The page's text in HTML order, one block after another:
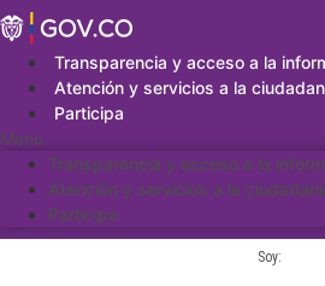
Saltar
al
contenidoTransparencia y acceso a la
Atención y servicios a la
Participa
Menu
Transparencia y acceso a la
Atención y servicios a la
Participa
Soy: